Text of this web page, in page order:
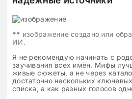
** изображение создано или
ИИ.
Я не рекомендую начинать с
заучивания всех имён. Мифы
живые сюжеты, а не через
достаточно нескольких
списка, а как разных голосов